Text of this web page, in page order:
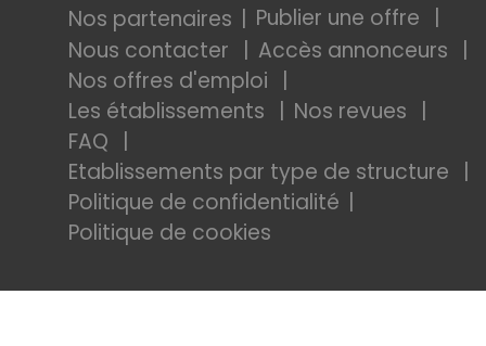
Nos partenaires
Publier une offre
Nous contacter
Accès annonceurs
Nos offres d'emploi
Les établissements
Nos revues
FAQ
Etablissements par type de structure
Politique de confidentialité
Politique de cookies